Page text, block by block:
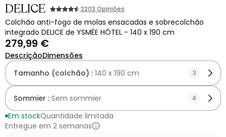
DELICE 2203 Opiniões
Colchão anti-fogo de molas ensacadas e sobrecolchão
integrado DELICE de YSMÉE HÔTEL - 140 x 190 cm
279,99 €
DescriçãoDimensões
Tamanho (colchão) : 140 x 190 cm 3
Sommier : Sem sommier 4
Em stockQuantidade limitada
Entregue em 2 semanas